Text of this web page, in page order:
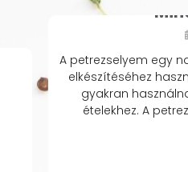
A petrezselyem egy
elkészítéséhez
gyakran
ételekhez. A